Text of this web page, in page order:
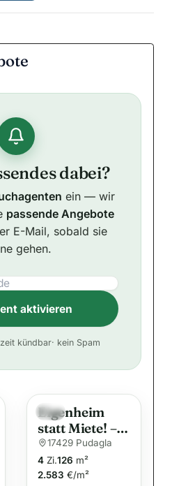
dabei?
ein — wir
passende Angebote
E-Mail, sobald sie
gehen.
aktivieren
t
kündbar· kein Spam
Neu
Eigenheim
statt Miete! –
Wunderschön
es Traumhaus
von
17429 Pudagla
4 Zi.126 m²
2.583 €/m²